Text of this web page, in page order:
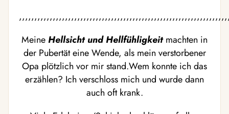
MeineHellsicht und Hellfühligkeitmachten in
der Pubertät eine Wende, als mein verstorbener
Opa plötzlich vor mir stand.Wem konnte ich das
erzählen? Ich verschloss mich und wurde dann
auch oft krank.